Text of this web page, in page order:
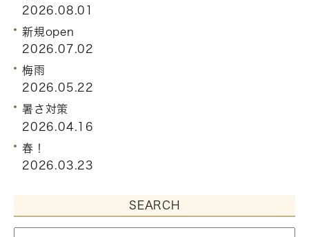
2026.08.01
新規open
2026.07.02
梅雨
2026.05.22
暑さ対策
2026.04.16
春！
2026.03.23
SEARCH